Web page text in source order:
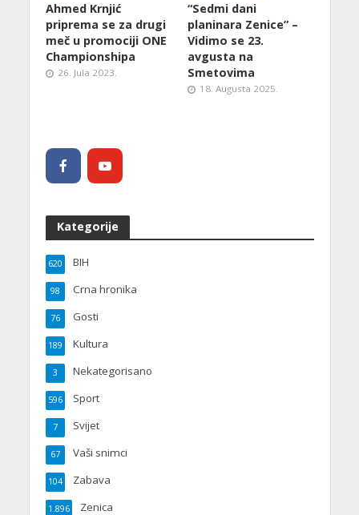
Ahmed Krnjić
priprema se za drugi
meč u promociji ONE
Championshipa
26. Jula 2023.
“Sedmi dani
planinara Zenice” –
Vidimo se 23.
avgusta na
Smetovima
18. Augusta 2025.
Kategorije
BIH
620
Crna hronika
98
Gosti
76
Kultura
189
Nekategorisano
3
Sport
596
Svijet
7
Vaši snimci
67
Zabava
104
Zenica
1.896